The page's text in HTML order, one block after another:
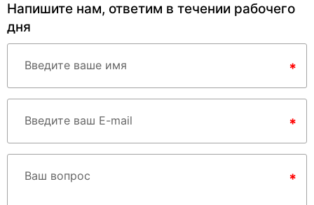
Напишите нам, ответим в течении рабочего
дня
Введите ваше имя *
Введите ваш E-mail *
Ваш вопрос *